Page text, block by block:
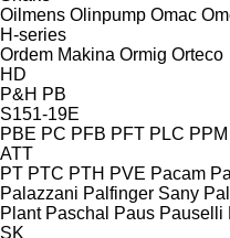
Oilmens Olinpump Omac
H-series
Ordem Makina Ormig Orteco
HD
P&H PB
S151-19E
PBE PC PFB PFT PLC PPM
ATT
PT PTC PTH PVE Pacam
Palazzani Palfinger Sany
Plant Paschal Paus Pauselli
SK